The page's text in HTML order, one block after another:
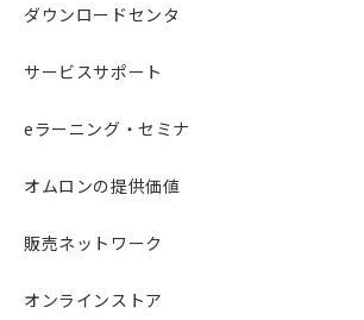
ダウンロードセンタ
サービスサポート
eラーニング・セミナ
オムロンの提供価値
販売ネットワーク
オンラインストア